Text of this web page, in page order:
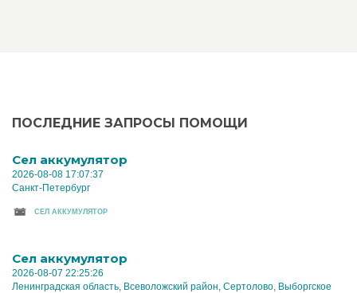
ПОСЛЕДНИЕ ЗАПРОСЫ ПОМОЩИ
Cел аккумулятор
2026-08-08 17:07:37
Санкт-Петербург
CЕЛ АККУМУЛЯТОР
Cел аккумулятор
2026-08-07 22:25:26
Ленинградская область, Всеволожский район, Сертолово, Выборгское